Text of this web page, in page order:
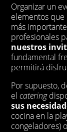
Organizar un
elementos que
más
profesionales
nuestros
fundamental
permitirá
Por supuesto,
elcatering
sus
cocina en la
congeladores)